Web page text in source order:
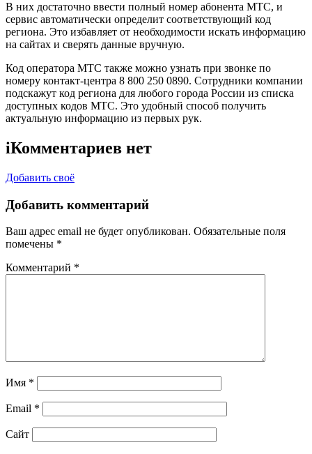
В них достаточно ввести полный номер абонента МТС, и
сервис автоматически определит соответствующий код
региона. Это избавляет от необходимости искать информацию
на сайтах и сверять данные вручную.
Код оператора МТС также можно узнать при звонке по
номеру контакт-центра 8 800 250 0890. Сотрудники компании
подскажут код региона для любого города России из списка
доступных кодов МТС. Это удобный способ получить
актуальную информацию из первых рук.
iКомментариев нет
Добавить своё
Добавить комментарий
Ваш адрес email не будет опубликован. Обязательные поля
помечены *
Комментарий *
Имя *
Email *
Сайт